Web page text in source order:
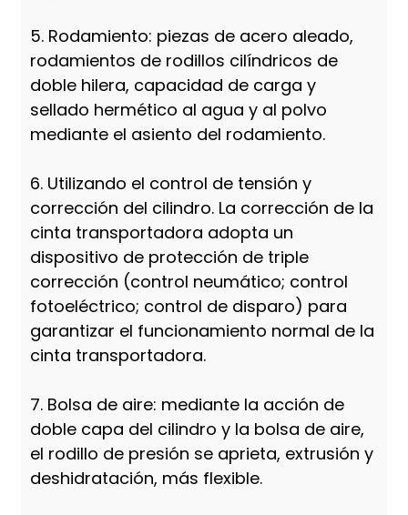
5. Rodamiento: piezas de acero aleado,
rodamientos de rodillos cilíndricos de
doble hilera, capacidad de carga y
sellado hermético al agua y al polvo
mediante el asiento del rodamiento.
6. Utilizando el control de tensión y
corrección del cilindro. La corrección de la
cinta transportadora adopta un
dispositivo de protección de triple
corrección (control neumático; control
fotoeléctrico; control de disparo) para
garantizar el funcionamiento normal de la
cinta transportadora.
7. Bolsa de aire: mediante la acción de
doble capa del cilindro y la bolsa de aire,
el rodillo de presión se aprieta, extrusión y
deshidratación, más flexible.